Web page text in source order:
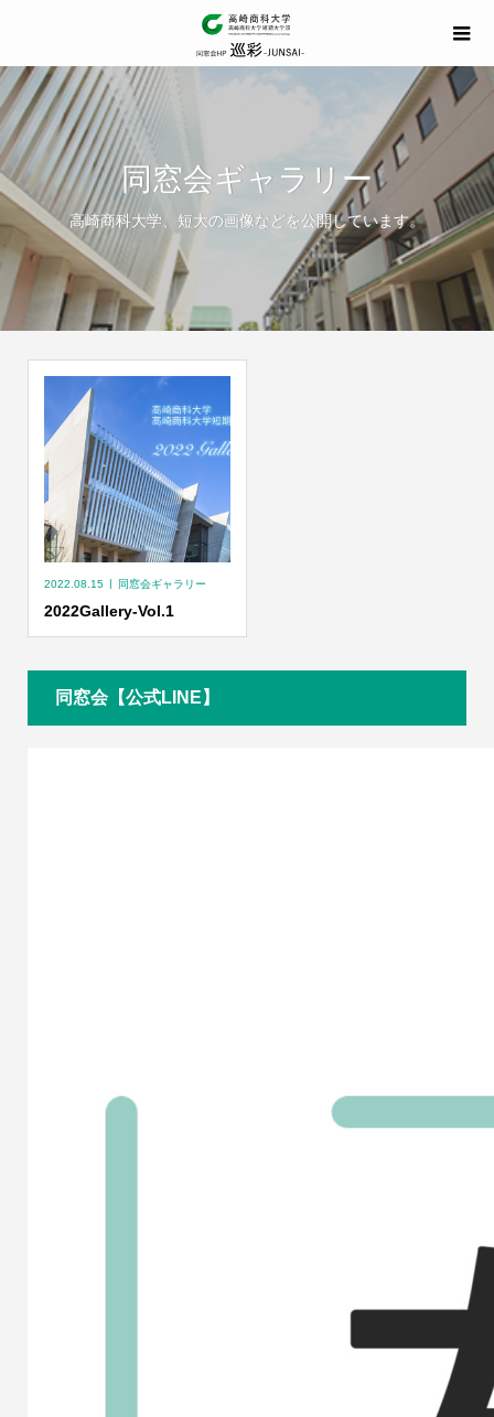
同窓会ギャラリー
高崎商科大学、短大の画像などを公開しています。
2022.08.15 同窓会ギャラリー
2022Gallery-Vol.1
同窓会【公式LINE】